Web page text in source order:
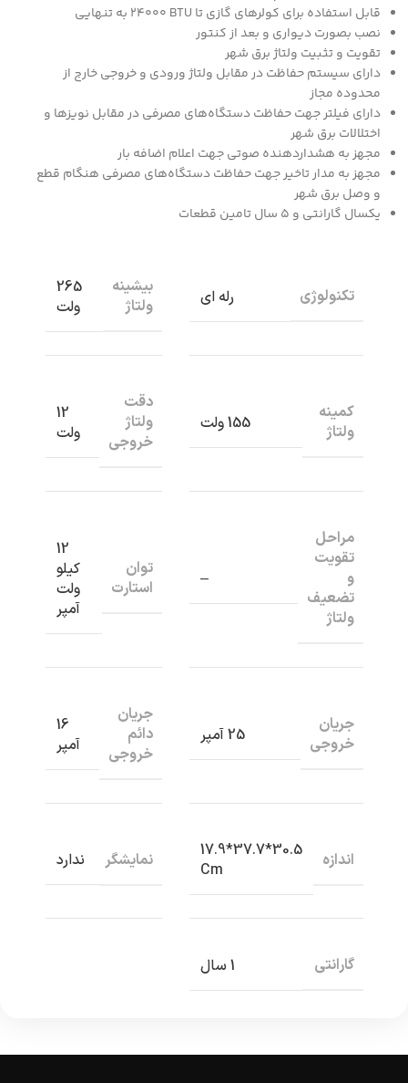
قابل استفاده برای کولرهای گازی تا ۲۴۰۰۰ BTU به تنهایی
نصب بصورت دیواری و بعد از کنتور
تقویت و تثبیت ولتاژ برق شهر
دارای سیستم حفاظت در مقابل ولتاژ ورودی و خروجی خارج از
محدوده مجاز
دارای فیلتر جهت حفاظت دستگاه‌های مصرفی در مقابل نویزها و
اختلالات برق شهر
مجهز به هشداردهنده صوتی جهت اعلام اضافه بار
مجهز به مدار تاخیر جهت حفاظت دستگاه‌های مصرفی هنگام قطع
و وصل برق شهر
یکسال گارانتی و ۵ سال تامین قطعات
تکنولوژی رله ای
بیشینه
ولتاژ
265
ولت
کمینه
ولتاژ
155 ولت
دقت
ولتاژ
خروجی
12
ولت
مراحل
تقویت
و
تضعیف
ولتاژ
–
توان
استارت
12
کیلو
ولت
آمپر
جریان
خروجی
25 آمپر
جریان
دائم
خروجی
16
آمپر
اندازه
30.5*37.7*17.9
Cm
نمایشگر ندارد
گارانتی 1 سال